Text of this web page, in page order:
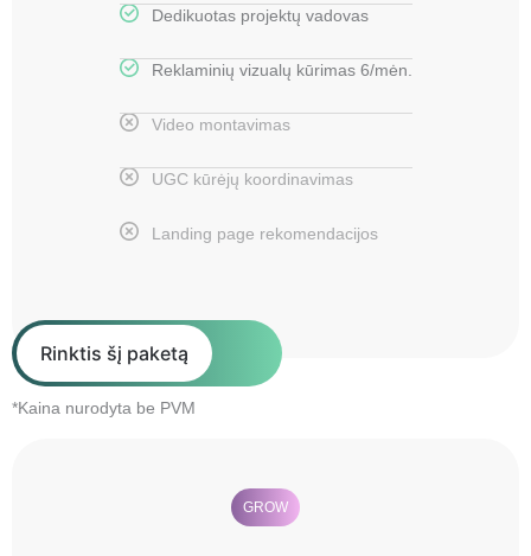
Dedikuotas projektų vadovas
Reklaminių vizualų kūrimas 6/mėn.
Video montavimas
UGC kūrėjų koordinavimas
Landing page rekomendacijos
Rinktis šį paketą
*Kaina nurodyta be PVM
GROW